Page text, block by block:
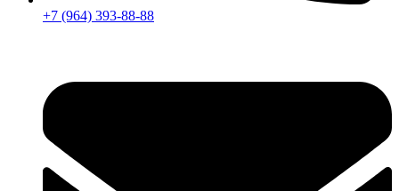
+7 (964) 393-88-88